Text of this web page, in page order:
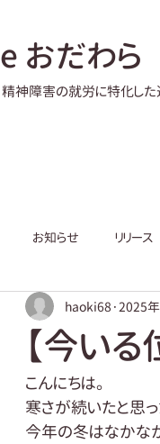
おだわら
精神障害の就労に特化し
お知らせ リリース
【今い
haoki68 2025
こんにちは。
寒さが続いたと思っ
今年の冬はなかな